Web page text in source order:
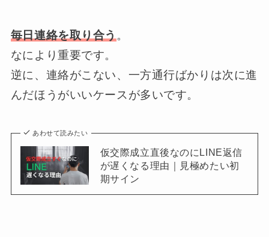
毎日連絡を取り合う 。
なにより重要です。
逆に、連絡がこない、一方通行ばかりは次に進
んだほうがいいケースが多いです。
あわせて読みたい
仮交際成立直後なのにLINE返信
が遅くなる理由｜見極めたい初
期サイン